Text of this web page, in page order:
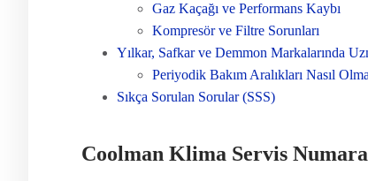
Gaz Kaçağı ve Performans Kaybı
Kompresör ve Filtre Sorunları
Yılkar, Safkar ve Demmon Markalarında
Periyodik Bakım Aralıkları Nasıl
Sıkça Sorulan Sorular (SSS)
Coolman Klima Servis